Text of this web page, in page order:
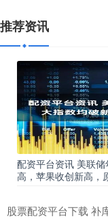
推荐资讯
配资平台资讯 美联
高，苹果收创新高，
股票配资平台下载 补